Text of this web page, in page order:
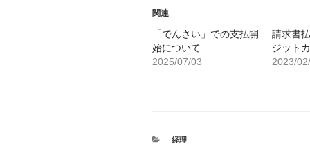
関連
「でんさい」での支払開
始について
2025/07/03
請求書
ジット
2023/
カ
経理